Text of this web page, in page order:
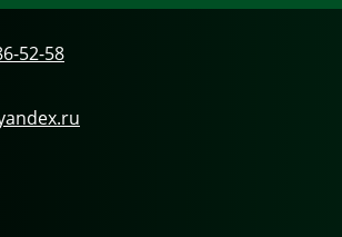
52-58